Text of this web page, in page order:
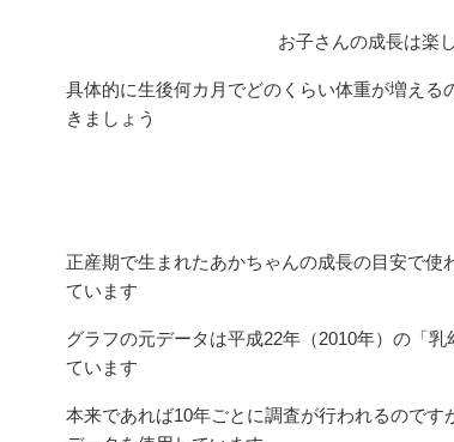
お子さんの成長は楽
具体的に生後何カ月でどのくらい体重が増え
きましょう
正産期で生まれたあかちゃんの成長の目安で
ています
グラフの元データは平成22年（2010年）の「
ています
本来であれば10年ごとに調査が行われるので